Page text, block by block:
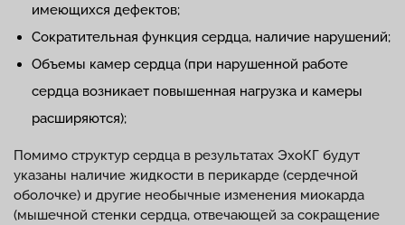
имеющихся дефектов;
Сократительная функция сердца, наличие нарушений;
Объемы камер сердца (при нарушенной работе
сердца возникает повышенная нагрузка и камеры
расширяются);
Помимо структур сердца в результатах ЭхоКГ будут
указаны наличие жидкости в перикарде (сердечной
оболочке) и другие необычные изменения миокарда
(мышечной стенки сердца, отвечающей за сокращение